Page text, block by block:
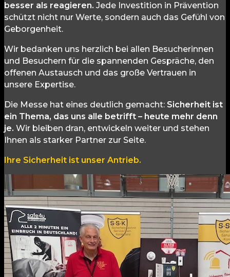
besser als reagieren. Jede Investition in Prävention
schützt nicht nur Werte, sondern auch das Gefühl von
Geborgenheit.
Wir bedanken uns herzlich bei allen Besucherinnen
und Besuchern für die spannenden Gespräche, den
offenen Austausch und das große Vertrauen in
unsere Expertise.
Die Messe hat eines deutlich gemacht: Sicherheit ist
ein Thema, das uns alle betrifft – heute mehr denn
je. Wir bleiben dran, entwickeln weiter und stehen
Ihnen als starker Partner zur Seite.
Ihre Sicherheit ist unser Antrieb.